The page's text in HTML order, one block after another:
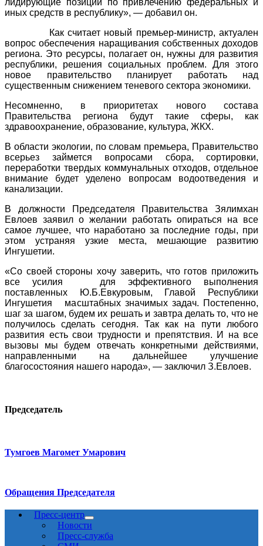
иных средств в республику», — добавил он.
Как считает новый премьер-министр, актуален
вопрос обеспечения наращивания собственных доходов
региона. Это ресурсы, полагает он, нужны для развития
республики, решения социальных проблем. Для этого
новое правительство планирует работать над
существенным снижением теневого сектора экономики.
Несомненно, в приоритетах нового состава
Правительства региона будут такие сферы, как
здравоохранение, образование, культура, ЖКХ.
В области экологии, по словам премьера, Правительство
всерьез займется вопросами сбора, сортировки,
переработки твердых коммунальных отходов, отдельное
внимание будет уделено вопросам водоотведения и
канализации.
В должности Председателя Правительства Зялимхан
Евлоев заявил о желании работать опираться на все
самое лучшее, что наработано за последние годы, при
этом устраняя узкие места, мешающие развитию
Ингушетии.
«Со своей стороны хочу заверить, что готов приложить
все усилия для эффективного выполнения
поставленных Ю.Б.Евкуровым, Главой Республики
Ингушетия масштабных значимых задач. Постепенно,
шаг за шагом, будем их решать и завтра делать то, что не
получилось сделать сегодня. Так как на пути любого
развития есть свои трудности и препятствия. И на все
вызовы мы будем отвечать конкретными действиями,
направленными на дальнейшее улучшение
благосостояния нашего народа», — заключил З.Евлоев.
Председатель
Тумгоев Магомет Умарович
Обращения Председателя
Пресс-центр
Новости
Пресс-служба